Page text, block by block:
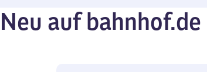
Neu auf bahnhof.de